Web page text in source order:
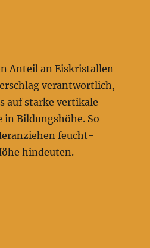
Anteil an Eiskristallen
verantwortlich,
auf starke vertikale
in Bildungshöhe. So
feucht-
hindeuten.